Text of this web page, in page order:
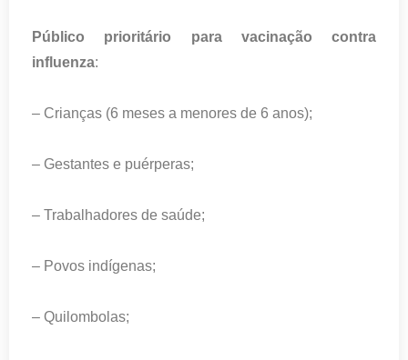
Público prioritário para vacinação contra
influenza:
– Crianças (6 meses a menores de 6 anos);
– Gestantes e puérperas;
– Trabalhadores de saúde;
– Povos indígenas;
– Quilombolas;